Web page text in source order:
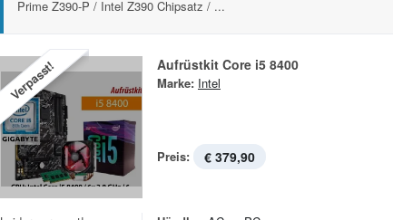
Prime Z390-P / Intel Z390 Chipsatz / ...
Verpasst! Aufrüstkit Core i5 8400
Marke: Intel
Preis: € 379,90